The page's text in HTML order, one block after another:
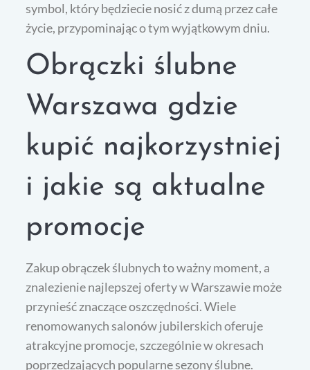
symbol, który będziecie nosić z dumą przez całe
życie, przypominając o tym wyjątkowym dniu.
Obrączki ślubne
Warszawa gdzie
kupić najkorzystniej
i jakie są aktualne
promocje
Zakup obrączek ślubnych to ważny moment, a
znalezienie najlepszej oferty w Warszawie może
przynieść znaczące oszczędności. Wiele
renomowanych salonów jubilerskich oferuje
atrakcyjne promocje, szczególnie w okresach
poprzedzających popularne sezony ślubne.